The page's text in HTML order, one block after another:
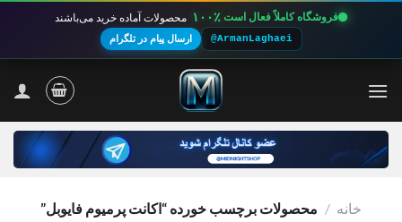
فروشگاه کاملاً فعال است ۱۰۰٪ محصولات آماده خرید می‌باشند
@ArmanLaghaei ارسال پیام در تلگرام
خانه / محصولات برچسب خورده “اکانت پرمیوم فایوبل”